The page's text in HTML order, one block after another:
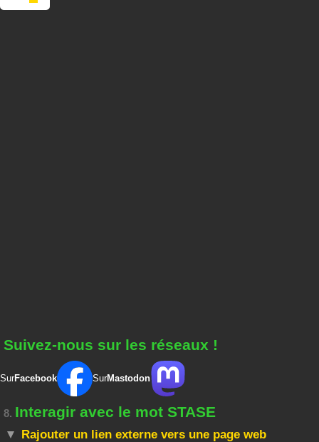
Suivez-nous sur les réseaux !
SurFacebook SurMastodon
8. Interagir avec le mot STASE
Rajouter un lien externe vers une page web